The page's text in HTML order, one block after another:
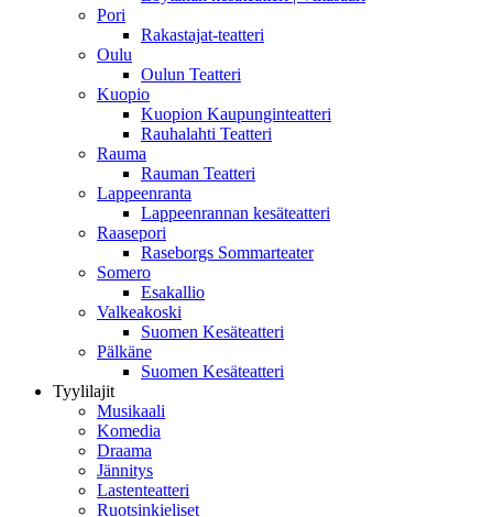
Pori
Rakastajat-teatteri
Oulu
Oulun Teatteri
Kuopio
Kuopion Kaupunginteatteri
Rauhalahti Teatteri
Rauma
Rauman Teatteri
Lappeenranta
Lappeenrannan kesäteatteri
Raasepori
Raseborgs Sommarteater
Somero
Esakallio
Valkeakoski
Suomen Kesäteatteri
Pälkäne
Suomen Kesäteatteri
Tyylilajit
Musikaali
Komedia
Draama
Jännitys
Lastenteatteri
Ruotsinkieliset